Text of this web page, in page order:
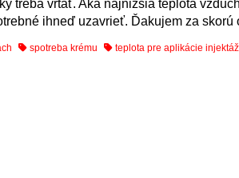
treba vŕtať. Aká najnižšia teplota
ihneď uzavrieť. Ďakujem za skorú
spotreba krému teplota pre aplikácie